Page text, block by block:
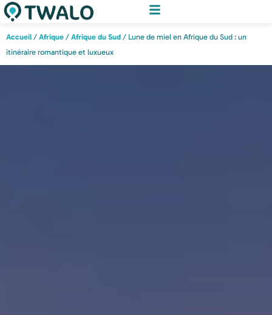
Accueil/ Afrique / Afrique du Sud / Lune de miel en Afrique du Sud : un
itinéraire romantique et luxueux